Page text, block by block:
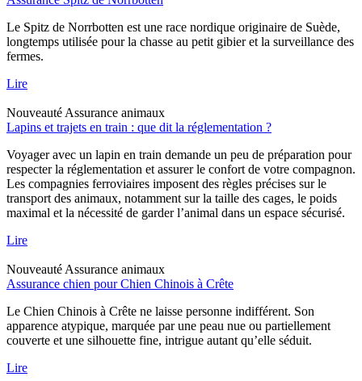
Le Spitz de Norrbotten est une race nordique originaire de Suède,
longtemps utilisée pour la chasse au petit gibier et la surveillance des
fermes.
Lire
Nouveauté Assurance animaux
Lapins et trajets en train : que dit la réglementation ?
Voyager avec un lapin en train demande un peu de préparation pour
respecter la réglementation et assurer le confort de votre compagnon.
Les compagnies ferroviaires imposent des règles précises sur le
transport des animaux, notamment sur la taille des cages, le poids
maximal et la nécessité de garder l’animal dans un espace sécurisé.
Lire
Nouveauté Assurance animaux
Assurance chien pour Chien Chinois à Crête
Le Chien Chinois à Crête ne laisse personne indifférent. Son
apparence atypique, marquée par une peau nue ou partiellement
couverte et une silhouette fine, intrigue autant qu’elle séduit.
Lire